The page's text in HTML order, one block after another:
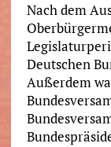
Nach dem
Deutschen
Außerdem